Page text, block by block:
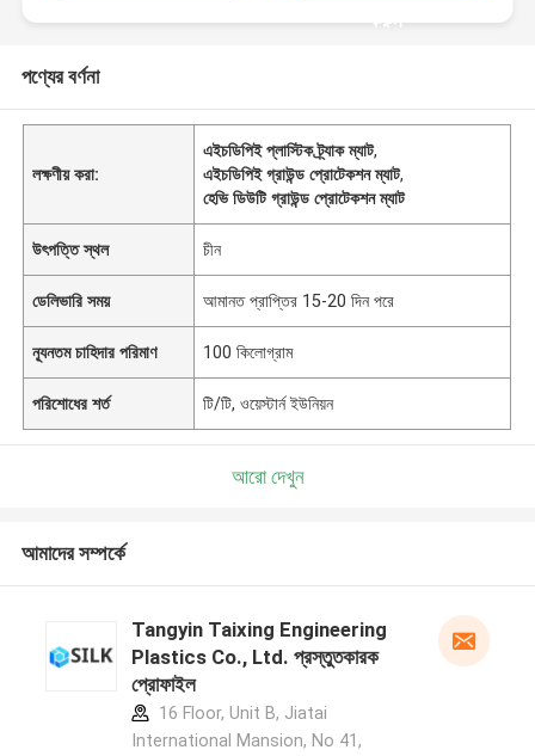
করুন
পণ্যের বর্ণনা
লক্ষণীয় করা:
এইচডিপিই প্লাস্টিক ট্র্যাক ম্যাট,
এইচডিপিই গ্রাউন্ড প্রোটেকশন ম্যাট,
হেভি ডিউটি ​​গ্রাউন্ড প্রোটেকশন ম্যাট
উৎপত্তি স্থল চীন
ডেলিভারি সময় আমানত প্রাপ্তির 15-20 দিন পরে
ন্যূনতম চাহিদার পরিমাণ 100 কিলোগ্রাম
পরিশোধের শর্ত টি/টি, ওয়েস্টার্ন ইউনিয়ন
আরো দেখুন
আমাদের সম্পর্কে
Tangyin Taixing Engineering
Plastics Co., Ltd. প্রস্তুতকারক
প্রোফাইল
16 Floor, Unit B, Jiatai
International Mansion, No 41,